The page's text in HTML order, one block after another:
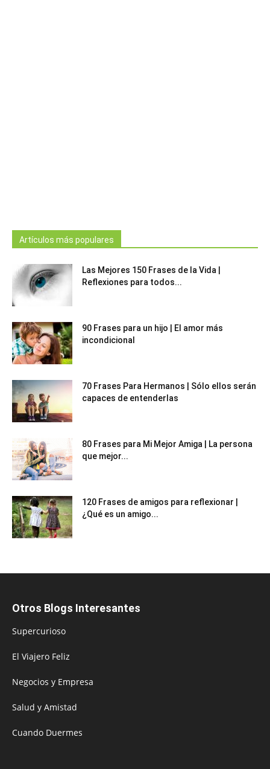
Artículos más populares
Las Mejores 150 Frases de la Vida |
Reflexiones para todos...
90 Frases para un hijo | El amor más
incondicional
70 Frases Para Hermanos | Sólo ellos serán
capaces de entenderlas
80 Frases para Mi Mejor Amiga | La persona
que mejor...
120 Frases de amigos para reflexionar |
¿Qué es un amigo...
Otros Blogs Interesantes
Supercurioso
El Viajero Feliz
Negocios y Empresa
Salud y Amistad
Cuando Duermes